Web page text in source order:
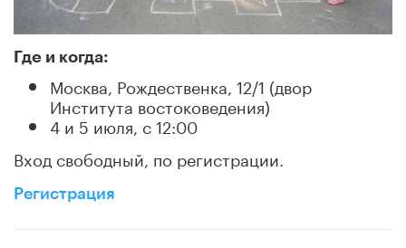
Где и когда:
Москва, Рождественка, 12/1 (двор
Института востоковедения)
4 и 5 июля, с 12:00
Вход свободный, по регистрации.
Регистрация